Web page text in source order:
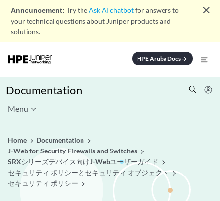
Announcement: Try theAsk AI chatbotfor answers to
your technical questions about Juniper products and
solutions.
close
HPE Aruba Docsarrow_forward
Documentation
Menu
Home
Documentation
J-Web for Security Firewalls and Switches
SRXシリーズデバイス向けJ-Webユーザーガイド
セキュリティ ポリシーとセキュリティ オブジェクト
セキュリティ ポリシー